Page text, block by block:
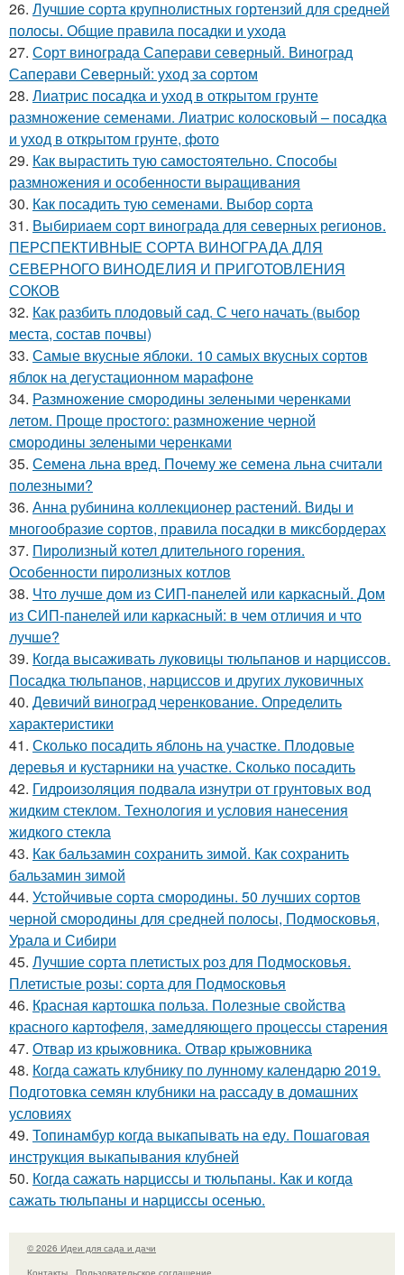
26. Лучшие сорта крупнолистных гортензий для средней
полосы. Общие правила посадки и ухода
27. Сорт винограда Саперави северный. Виноград
Саперави Северный: уход за сортом
28. Лиатрис посадка и уход в открытом грунте
размножение семенами. Лиатрис колосковый – посадка
и уход в открытом грунте, фото
29. Как вырастить тую самостоятельно. Способы
размножения и особенности выращивания
30. Как посадить тую семенами. Выбор сорта
31. Выбириаем сорт винограда для северных регионов.
ПЕРСПЕКТИВНЫЕ СОРТА ВИНОГРАДА ДЛЯ
CЕВЕРНОГО ВИНОДЕЛИЯ И ПРИГОТОВЛЕНИЯ
СОКОВ
32. Как разбить плодовый сад. С чего начать (выбор
места, состав почвы)
33. Самые вкусные яблоки. 10 самых вкусных сортов
яблок на дегустационном марафоне
34. Размножение смородины зелеными черенками
летом. Проще простого: размножение черной
смородины зелеными черенками
35. Семена льна вред. Почему же семена льна считали
полезными?
36. Анна рубинина коллекционер растений. Виды и
многообразие сортов, правила посадки в миксбордерах
37. Пиролизный котел длительного горения.
Особенности пиролизных котлов
38. Что лучше дом из СИП-панелей или каркасный. Дом
из СИП-панелей или каркасный: в чем отличия и что
лучше?
39. Когда высаживать луковицы тюльпанов и нарциссов.
Посадка тюльпанов, нарциссов и других луковичных
40. Девичий виноград черенкование. Определить
характеристики
41. Сколько посадить яблонь на участке. Плодовые
деревья и кустарники на участке. Сколько посадить
42. Гидроизоляция подвала изнутри от грунтовых вод
жидким стеклом. Технология и условия нанесения
жидкого стекла
43. Как бальзамин сохранить зимой. Как сохранить
бальзамин зимой
44. Устойчивые сорта смородины. 50 лучших сортов
черной смородины для средней полосы, Подмосковья,
Урала и Сибири
45. Лучшие сорта плетистых роз для Подмосковья.
Плетистые розы: сорта для Подмосковья
46. Красная картошка польза. Полезные свойства
красного картофеля, замедляющего процессы старения
47. Отвар из крыжовника. Отвар крыжовника
48. Когда сажать клубнику по лунному календарю 2019.
Подготовка семян клубники на рассаду в домашних
условиях
49. Топинамбур когда выкапывать на еду. Пошаговая
инструкция выкапывания клубней
50. Когда сажать нарциссы и тюльпаны. Как и когда
сажать тюльпаны и нарциссы осенью.
© 2026 Идеи для сада и дачи
Контакты
Пользовательское соглашение